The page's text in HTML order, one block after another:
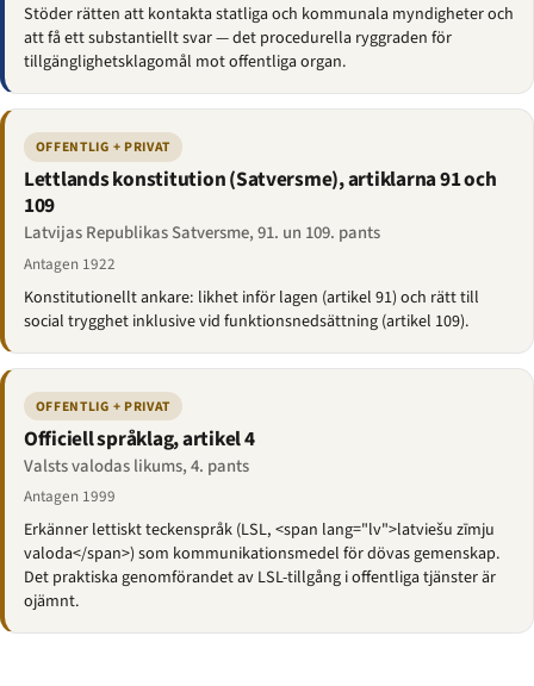
Stöder rätten att kontakta statliga och kommunala myndigheter och
att få ett substantiellt svar — det procedurella ryggraden för
tillgänglighetsklagomål mot offentliga organ.
OFFENTLIG + PRIVAT
Lettlands konstitution (Satversme), artiklarna 91 och
109
Latvijas Republikas Satversme, 91. un 109. pants
Antagen 1922
Konstitutionellt ankare: likhet inför lagen (artikel 91) och rätt till
social trygghet inklusive vid funktionsnedsättning (artikel 109).
OFFENTLIG + PRIVAT
Officiell språklag, artikel 4
Valsts valodas likums, 4. pants
Antagen 1999
Erkänner lettiskt teckenspråk (LSL, <span lang="lv">latviešu zīmju
valoda</span>) som kommunikationsmedel för dövas gemenskap.
Det praktiska genomförandet av LSL-tillgång i offentliga tjänster är
ojämnt.